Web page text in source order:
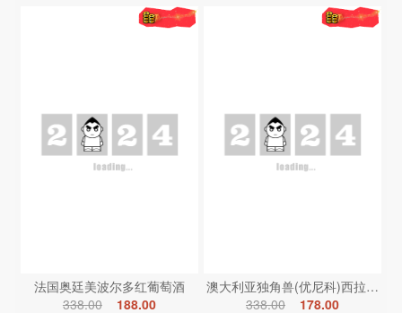
法国奥廷美波尔多红葡萄酒
338.00
188.00
澳大利亚独角兽(优尼科)西拉红葡
338.00
178.00